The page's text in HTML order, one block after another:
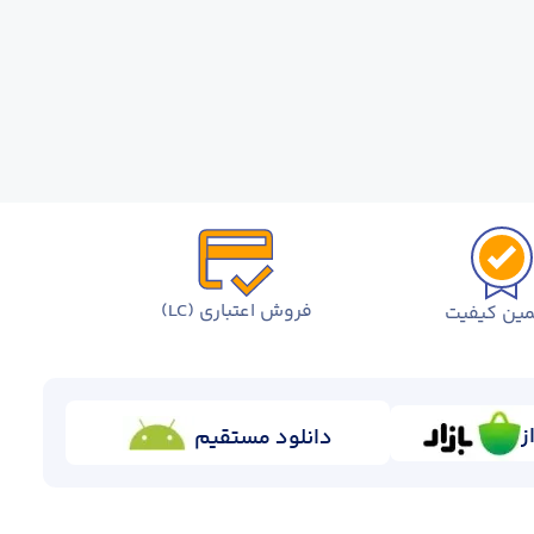
کیفیت فروش اعتباری (LC)
دانلود مستقیم